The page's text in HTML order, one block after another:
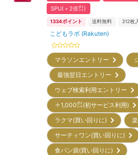
SPU(＋2倍㌽)
1334ポイント 送料無料 312枚
こどもラボ (Rakuten)
マラソンエントリー
最強翌日エントリー
ウェブ検索利用エントリー
＋1,000㌽(初サービス利用)
ラクマ(買い回りに)
サーティワン(買い回りに)
食パン袋(買い回りに)